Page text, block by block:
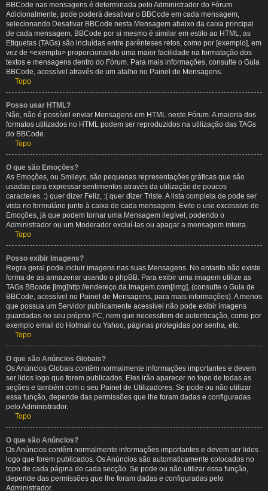
BBCode nas mensagens é determinada pelo Administrador do Fórum.
Adicionalmente, pode poderá desativar o BBCode em cada mensagem,
selecionando Desativar BBCode nesta Mensagem abaixo da caixa principal
de cada mensagem. BBCode por si mesmo é similar em estilo ao HTML, as
Etiquetas (TAGs) são incluídas entre parênteses retos, como por [exemplo], em
vez de <exemplo> proporcionando uma maior facilidade na formatação dos
textos e mensagens dentro do Fórum. Para mais informações, consulte o Guia
BBCode, acessível através de um atalho no Painel de Mensagens.
Topo
Posso usar HTML?
Não, não é possível enviar Mensagens em HTML neste Fórum. A maioria dos
formatos utilizados no HTML podem ser reproduzidos na utilização das TAGs
do BBCode.
Topo
O que são Emoções?
As Emoções, ou Smileys, são pequenas representações gráficas que são
usadas para expressar sentimentos através da utilização de poucos
caracteres. :) quer dizer Feliz, :( quer dizer Triste. A lista completa de pode ser
vista no formulário junto à caixa de cada mensagem. Evite o uso excessivo de
Emoções, já que podem tornar uma Mensagem ilegível, podendo o
Administrador ou um Moderador excluí-las ou apagar a mensagem inteira.
Topo
Posso exibir Imagens?
Regra geral pode incluir imagens nas suas Mensagens. No entanto não existe
forma de as armazenar usando o phpBB. Para exibir uma imagem utilize as
TAGs BBcode [img]http://endereço.da.imagem.com[/img], (consulte o Guia de
BBCode, acessível no Painel de Mensagens, para mais informações). A menos
que possua um Servidor publicamente acessível não pode exibir imagens
guardadas no seu próprio PC, nem que necessitem de autenticação, como por
exemplo email do Hotmail ou Yahoo, páginas protegidas por senha, etc.
Topo
O que são Anúncios Globais?
Os Anúncios Globais contêm normalmente informações importantes e devem
ser lidos logo que forem publicados. Eles irão aparecer no topo de todas as
seções e também com o seu Painel de Utilizadores. Se pode ou não utilizar
essa função, depende das permissões que lhe foram dadas e configuradas
pelo Administrador.
Topo
O que são Anúncios?
Os Anúncios contêm normalmente informações importantes e devem ser lidos
logo que forem publicados. Os Anúncios são automaticamente colocados no
topo de cada página de cada secção. Se pode ou não utilizar essa função,
depende das permissões que lhe foram dadas e configuradas pelo
Administrador.